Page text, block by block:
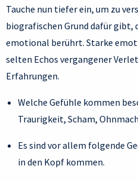
Tauche nun tiefer ein, um zu
biografischen Grund dafür gibt,
emotional berührt. Starke
selten Echos vergangener
Erfahrungen.
Welche Gefühle kommen
Traurigkeit, Scham,
Es sind vor allem folgende
in den Kopf kommen.